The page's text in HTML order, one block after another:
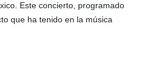
Este concierto, programado
que ha tenido en la música